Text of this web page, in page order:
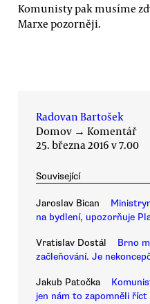
Komunisty pak musíme
Marxe pozorněji.
Radovan Bartošek
Domov → Komentář
25. března 2016 v 7.00
Související
Jaroslav Bican
na bydlení, upozorňuje
Vratislav Dostál
Brno
začleňování. Je
Jakub Patočka
jen nám to zapomněli říct